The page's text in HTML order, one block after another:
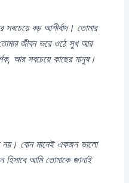
বড় আশীর্বাদ। তোমার
জীবন ভরে ওঠে সুখ আর
আর সবচেয়ে কাছের মানুষ।
নয়। বোন মানেই একজন ভালো
আমি তোমাকে জানাই